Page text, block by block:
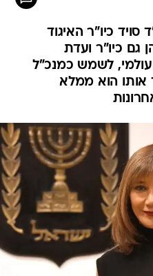
כיו"ר האיגוד
גם כיו"ר ועדת
לשמש כמנכ"ל
אותו הוא ממלא